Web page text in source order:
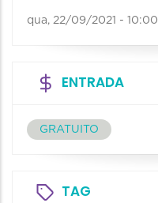
qua, 22/09/2021 - 10:00
ENTRADA
GRATUITO
TAG